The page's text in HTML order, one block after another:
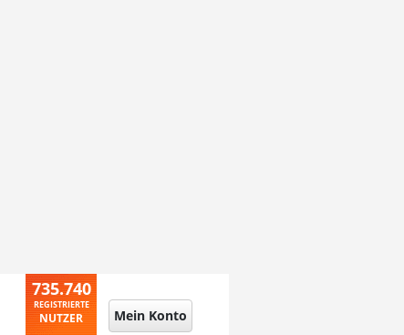
735.740
REGISTRIERTE
NUTZER Mein Konto